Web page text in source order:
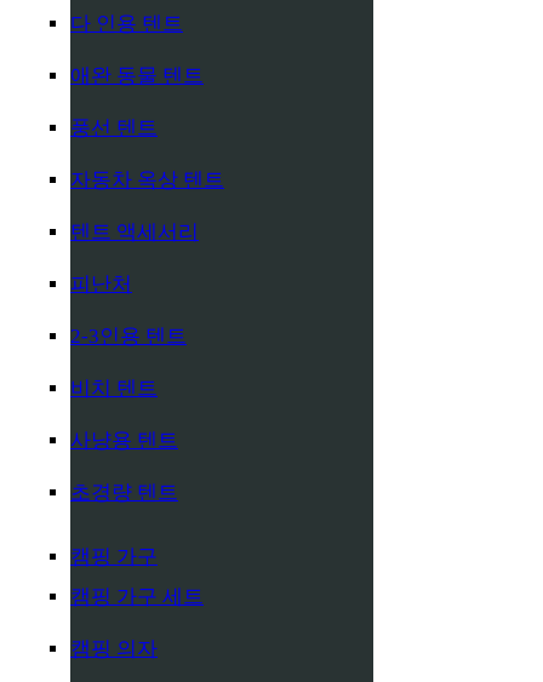
다 인용 텐트
애완 동물 텐트
풍선 텐트
자동차 옥상 텐트
텐트 액세서리
피난처
2-3인용 텐트
비치 텐트
사냥용 텐트
초경량 텐트
캠핑 가구
캠핑 가구 세트
캠핑 의자